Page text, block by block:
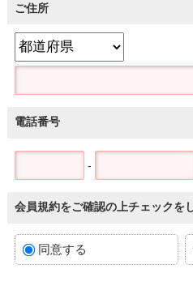
ご住所
電話番号
-
会員規約をご確認の上チェックを
同意する